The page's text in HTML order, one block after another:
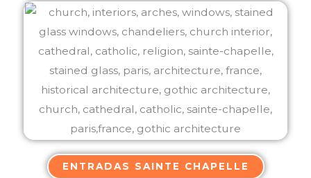
ENTRADAS SAINTE CHAPELLE